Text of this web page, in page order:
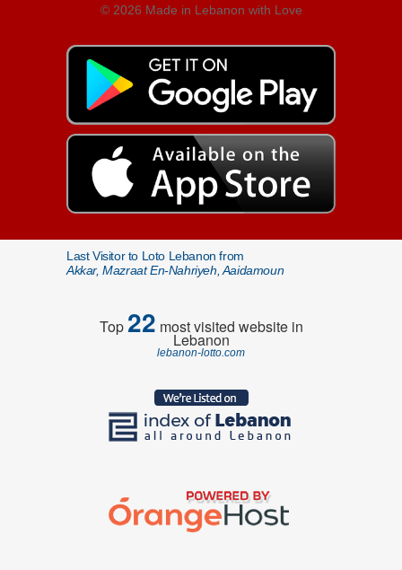
© 2026 Made in Lebanon with Love
Last Visitor to Loto Lebanon from
Akkar, Mazraat En-Nahriyeh, Aaidamoun
Top22 most visited website in
Lebanon
lebanon-lotto.com